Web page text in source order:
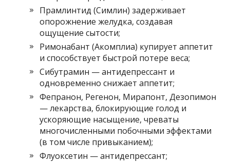
Прамлинтид (Симлин) задерживает
опорожнение желудка, создавая
ощущение сытости;
Римонабант (Акомплиа) купирует аппетит
и способствует быстрой потере веса;
Сибутрамин — антидепрессант и
одновременно снижает аппетит;
Фепранон, Регенон, Мирапонт, Дезопимон
— лекарства, блокирующие голод и
ускоряющие насыщение, чреваты
многочисленными побочными эффектами
(в том числе привыканием);
Флуоксетин — антидепрессант;